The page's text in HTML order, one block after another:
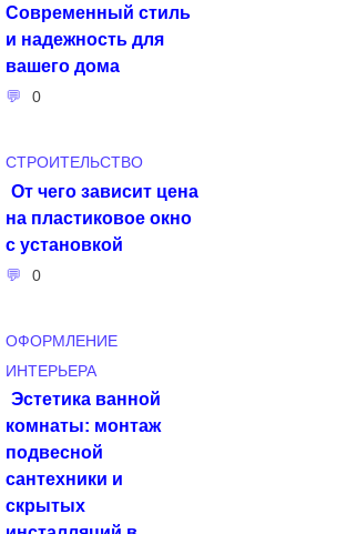
Современный стиль
и надежность для
вашего дома
0
СТРОИТЕЛЬСТВО
От чего зависит цена
на пластиковое окно
с установкой
0
ОФОРМЛЕНИЕ
ИНТЕРЬЕРА
Эстетика ванной
комнаты: монтаж
подвесной
сантехники и
скрытых